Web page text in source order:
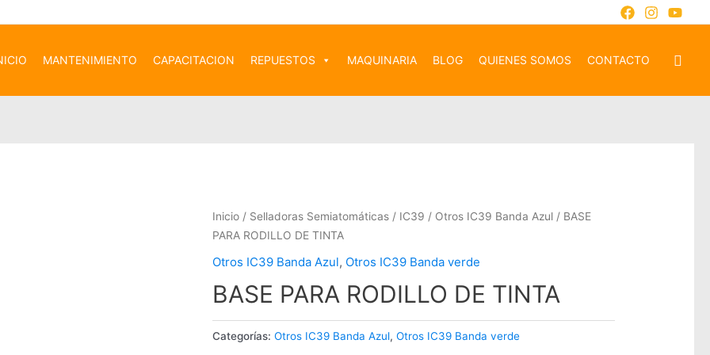
MANTENIMIENTO CAPACITACION REPUESTOS MAQUINARIA BLOG QUIENES SOMOS CONTACTO
Inicio / Selladoras Semiatomáticas / IC39 / Otros IC39 Banda Azul / BASE
PARA RODILLO DE TINTA
Otros IC39 Banda Azul, Otros IC39 Banda verde
BASE PARA RODILLO DE TINTA
Categorías:Otros IC39 Banda Azul,Otros IC39 Banda verde